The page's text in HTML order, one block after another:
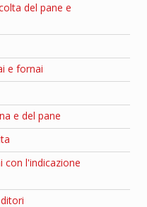
del pane e
e fornai
e del pane
con l'indicazione